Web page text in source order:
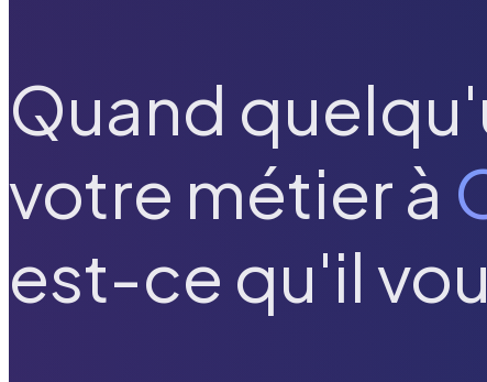
Quand
votre métier à
est-ce qu'il